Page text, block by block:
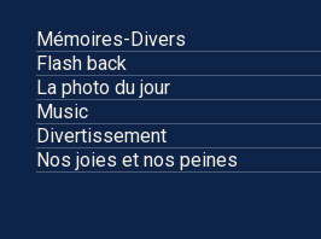
Mémoires-Divers
Flash back
La photo du jour
Music
Divertissement
Nos joies et nos peines